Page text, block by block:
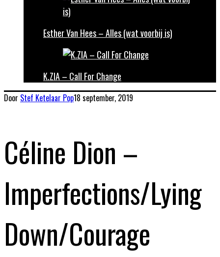
Esther Van Hees – Alles (wat voorbij is)
K.ZIA – Call For Change
Door Stef Ketelaar Pop18 september, 2019
Céline Dion –
Imperfections/Lying
Down/Courage